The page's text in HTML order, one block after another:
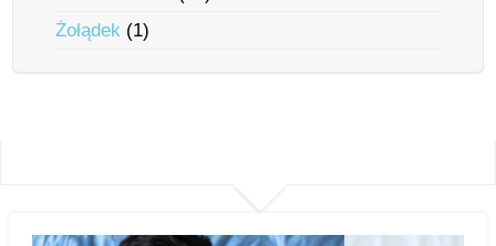
Żołądek (1)